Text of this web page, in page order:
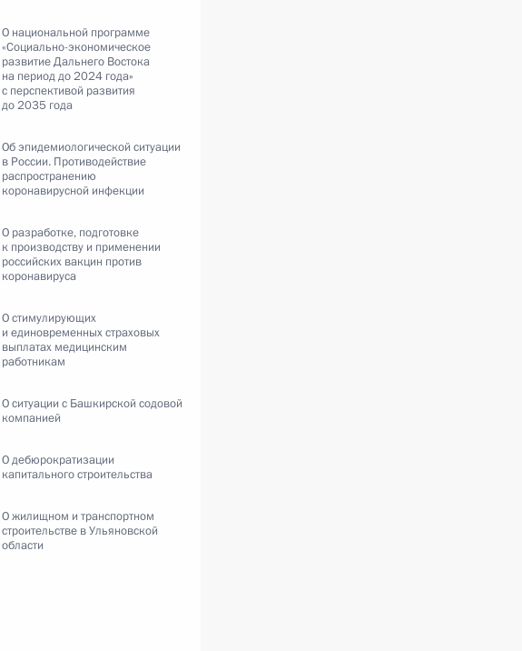
4 5м
О национальной программе
«Социально-экономическое
развитие Дальнего Востока
на период до 2024 года»
с перспективой развития
до 2035 года
Об эпидемиологической ситуации
в России. Противодействие
распространению
коронавирусной инфекции
О разработке, подготовке
к производству и применении
российских вакцин против
коронавируса
О стимулирующих
и единовременных страховых
выплатах медицинским
работникам
О ситуации с Башкирской содовой
компанией
О дебюрократизации
капитального строительства
О жилищном и транспортном
строительстве в Ульяновской
области